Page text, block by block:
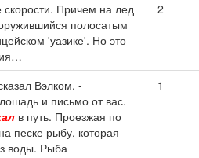
Причем на лед
полосатым
'уазике'. Но это
2
Вэлком. -
и письмо от вас.
в путь. Проезжая по
песке рыбу, которая
воды. Рыба
1